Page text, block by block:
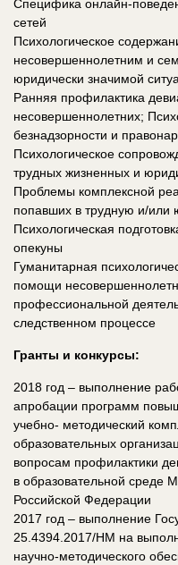
Специфика онлайн-
сетей
Психологическое
несовершеннолетним и
юридически значимой
Ранняя профилактика
несовершеннолетних;
безнадзорности и
Психологическое
трудных жизненных и
Проблемы комплексной
попавших в трудную и/или
Психологическая
опекуны
Гуманитарная
помощи
профессиональной
следственном процессе
Гранты и конкурсы:
2018 год – выполнение
апробации программ
учебно- методический
образовательных
вопросам профилактики
в образовательной среде
Российской Федерации
2017 год – выполнение
25.4394.2017/НМ на
научно-методического